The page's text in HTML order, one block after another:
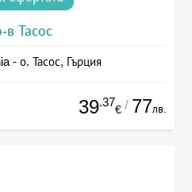
в Тасос
- о. Тасос, Гърция
39.37
€ / 77лв.